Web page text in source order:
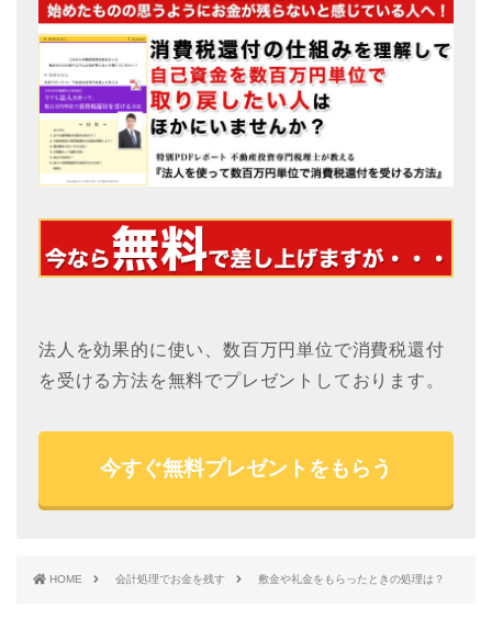
法人を効果的に使い、数百万円単位で消費税還付
を受ける方法を無料でプレゼントしております。
今すぐ無料プレゼントをもらう
HOME 会計処理でお金を残す 敷金や礼金をもらったときの処理は？